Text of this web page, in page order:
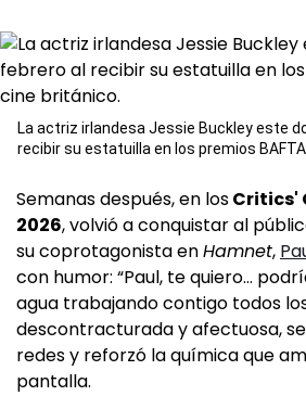
La actriz irlandesa Jessie Buckley este
recibir su estatuilla en los premios
Semanas después, en losCritics'
2026, volvió a conquistar al
su coprotagonista enHamnet,
con humor: “Paul, te quiero…
agua trabajando contigo todos
descontracturada y afectuosa,
redes y reforzó la química que
pantalla.